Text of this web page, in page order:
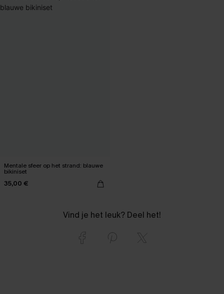
Mentale sfeer op het strand: blauwe
bikiniset
35,00 €
Vind je het leuk? Deel het!